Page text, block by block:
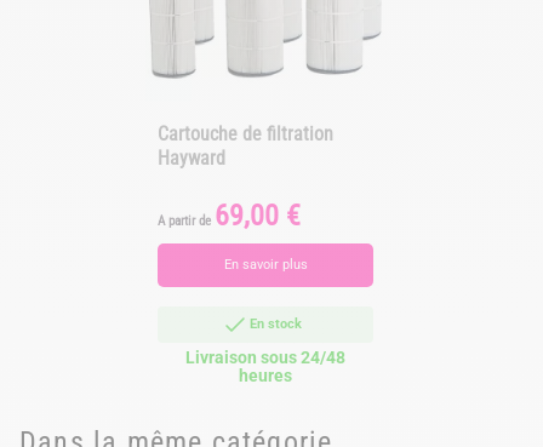
Cartouche de filtration
Hayward
A partir de Prix
69,00 €
En savoir plus
En stock
Livraison sous 24/48
heures